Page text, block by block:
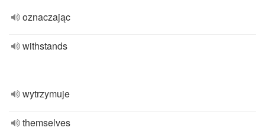
oznaczając
withstands
wytrzymuje
themselves